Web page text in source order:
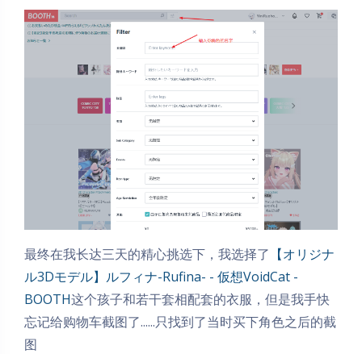
最终在我长达三天的精心挑选下，我选择了 【オリジナ
ル3Dモデル】ルフィナ-Rufina- - 仮想VoidCat -
BOOTH这个孩子和若干套相配套的衣服，但是我手快
忘记给购物车截图了......只找到了当时买下角色之后的截
图